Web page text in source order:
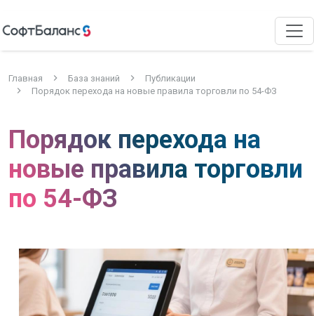
Главная База знаний
Публикации
Порядок перехода на новые правила торговли по 54-ФЗ
Порядок перехода на
новые правила торговли
по 54-ФЗ